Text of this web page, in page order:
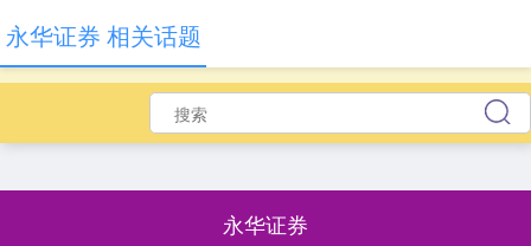
永华证券
永华证券 相关话题